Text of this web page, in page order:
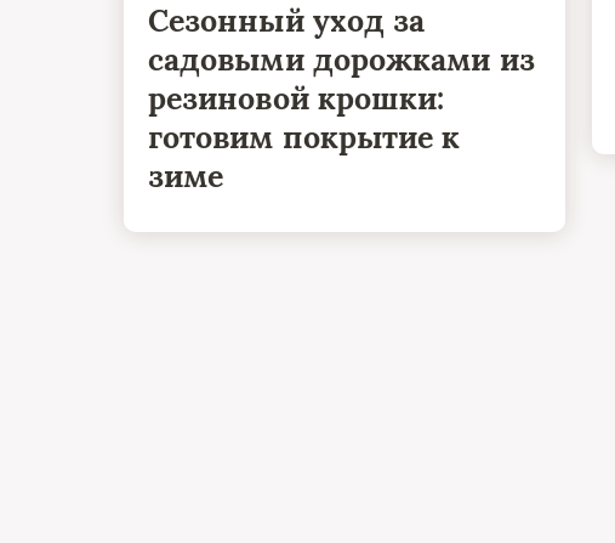
Сезонный уход за
садовыми дорожками из
резиновой крошки:
готовим покрытие к
зиме